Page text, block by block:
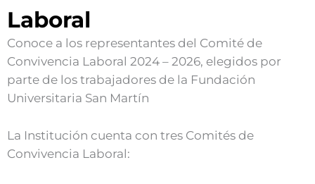
Laboral
Conoce a los representantes del Comité de
Convivencia Laboral 2024 – 2026, elegidos por
parte de los trabajadores de la Fundación
Universitaria San Martín
La Institución cuenta con tres Comités de
Convivencia Laboral: